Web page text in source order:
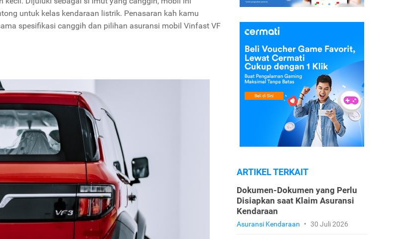
untuk kelas kendaraan listrik. Penasaran kah kamu
spesifikasi canggih dan pilihan asuransi mobil Vinfast VF
ARTIKEL TERKAIT
Dokumen-Dokumen yang Perlu
Disiapkan saat Klaim Asuransi
Kendaraan
Asuransi Kendaraan • 30 Juli 2026